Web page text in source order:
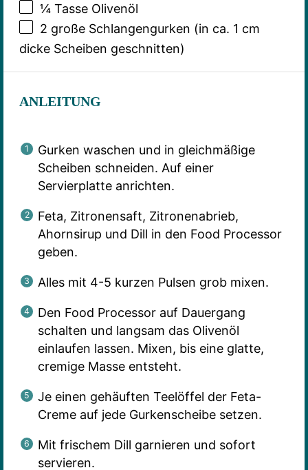
¼Tasse Olivenöl
2 große Schlangengurken (in ca. 1 cm
dicke Scheiben geschnitten)
ANLEITUNG
Gurken waschen und in gleichmäßige
Scheiben schneiden. Auf einer
Servierplatte anrichten.
Feta, Zitronensaft, Zitronenabrieb,
Ahornsirup und Dill in den Food Processor
geben.
Alles mit 4-5 kurzen Pulsen grob mixen.
Den Food Processor auf Dauergang
schalten und langsam das Olivenöl
einlaufen lassen. Mixen, bis eine glatte,
cremige Masse entsteht.
Je einen gehäuften Teelöffel der Feta-
Creme auf jede Gurkenscheibe setzen.
Mit frischem Dill garnieren und sofort
servieren.